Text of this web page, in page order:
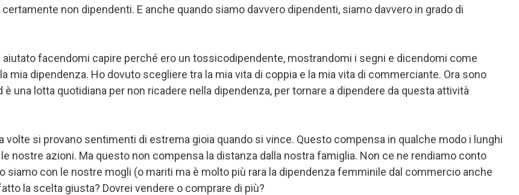
non dipendenti. E anche quando siamo davvero dipendenti, siamo davvero in grado di
facendomi capire perché ero un tossicodipendente, mostrandomi i segni e dicendomi come
mia dipendenza. Ho dovuto scegliere tra la mia vita di coppia e la mia vita di commerciante. Ora sono
una lotta quotidiana per non ricadere nella dipendenza, per tornare a dipendere da questa attività
volte si provano sentimenti di estrema gioia quando si vince. Questo compensa in qualche modo i lunghi
nostre azioni. Ma questo non compensa la distanza dalla nostra famiglia. Non ce ne rendiamo conto
siamo con le nostre mogli (o mariti ma è molto più rara la dipendenza femminile dal commercio anche
la scelta giusta? Dovrei vendere o comprare di più?